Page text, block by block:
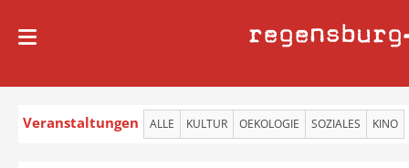
regensburg
Veranstaltungen ALLE KULTUR OEKOLOGIE SOZIALES KINO